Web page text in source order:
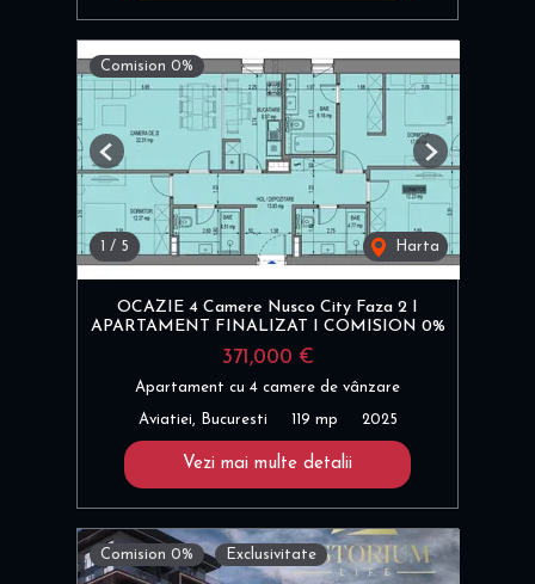
Comision 0%
/ 5 Harta
Previous Next
OCAZIE 4 Camere Nusco City Faza 2 I
APARTAMENT FINALIZAT I COMISION 0%
371,000 €
Apartament cu 4 camere de vânzare
Aviatiei, Bucuresti 119 mp 2025
Vezi mai multe detalii
Comision 0% Exclusivitate